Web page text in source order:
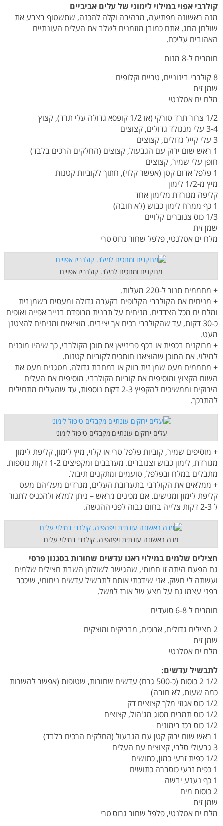
קולרבי אפוי במילוי לימוני של עלים אביביים
מנה ראשונה מפתיעה, מרהיבה וקלה להכנה, שתשטוף בצבע את
שולחן החג. אתם כמובן מוזמנים לשלב את העלים העונתיים
האהובים עליכם.
חומרים ל-8 מנות
8 קולרבי בינוניים, טריים וקלופים
שמן זית
מלח ים אטלנטי
1/2 צרור תרד טורקי (או 1/2 קופסא גדולה עלי תרד), קצוץ
3-4 עלי מנגולד גדולים, קצוצים
3 עלי קייל גדולים, קצוצים
1 ראש שום ירוק עם הגבעול, קצוצים (החלקים הרכים בלבד)
חופן עלי שמיר, קצוצים
1 פלפל אדום קטן (אפשר קלוי), חתוך לקוביות קטנות
מיץ מ-1/2 לימון
קליפה מגורדת מלימון אחד
1 כף ממרח לימון כבוש (לא חובה)
1/3 כוס צנוברים קלויים
שמן זית
מלח ים אטלנטי, פלפל שחור גרוס טרי
מרוקנים ומחכים למילוי. קולרביז אפויים
+ מחממים תנור ל-220 מעלות.
+ מניחים את הקולרבי הקלופים בקערה גדולה ומעסים בשמן זית
ומלח ים מכל הצדדים. מניחים על תבנית מרופדת בנייר אפייה ואופים
כ-30 דקות, עד שהקולרבי רכים אך יציבים. מוציאים ומניחים להצטנן
מעט.
+ מרוקנים בכפית או בכף פריזייאן את תוכן הקולרבי, כך שיהיו מוכנים
למילוי. את התוכן שהוצאנו חותכים לקוביות קטנות.
+ מחממים מעט שמן זית בווק או במחבת גדולה. מטגנים מעט את
השום הקצוץ ומוסיפים את קוביות הקולרבי. מוסיפים את העלים
הירוקים וממשיכים להקפיץ 2-3 דקות נוספות, עד שהעלים מתחילים
להתרכך.
עלים ירוקים עונתיים מקבלים טיפול לימוני
+ מוסיפים שמיר, קוביות פלפל טרי או קלוי, מיץ לימון, קליפת לימון
מגורדת, לימון כבוש וצנוברים. מערבבים ומקפיצים 1-2 דקות נוספות.
מתבלים במלח ובפלפל, טועמים ומתקנים תיבול.
+ ממלאים את הקולרבי בתערובת העלים, מגרדים מעליהם מעט
קליפת לימון ומגישים. אם מכינים מראש – ניתן למלא ולהכניס לתנור
ל 2-3 דקות צלייה בחום גבוה לפני ההגשה.
מנה ראשונה עונתית ויפהפיה. קולרבי במילוי עלים
חצילים שלמים במילוי ראגו עדשים שחורות בסגנון פרסי
גם הפעם היתה זו חמותי, שהגישה לשולחן השבת חצילים שלמים
ועשתה לי חשק. אני שידכתי אותם לתבשיל עדשים ניחוחי, שיככב
בפני עצמו גם על מצע של אורז למשל.
חומרים ל 6-8 סועדים
2 חצילים גדולים, ארוכים, מבריקים ומוצקים
שמן זית
מלח ים אטלנטי
לתבשיל עדשים:
1/2 2 כוסות (כ-500 גרם) עדשים שחורות, שטופות (אפשר להשרות
כמה שעות, לא חובה)
1/2 כוס אגוזי מלך קצוצים דק
1/2 כוס תמרים מסוג מג'הול, קצוצים
1/2 כוס רכז רימונים
1 ראש שום ירוק קטן עם הגבעול (החלקים הרכים בלבד)
3 גבעולי סלרי, קצוצים עם העלים
1/2 כפית זרעי כמון, כתושים
1 כפית זרעי כוסברה כתושים
1 כף נענע יבשה
2 כוסות מים
שמן זית
מלח ים אטלנטי, פלפל שחור גרוס טרי